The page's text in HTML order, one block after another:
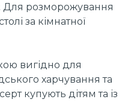
Для розморожування
за кімнатної
вигідно для
харчування та
купують дітям та із